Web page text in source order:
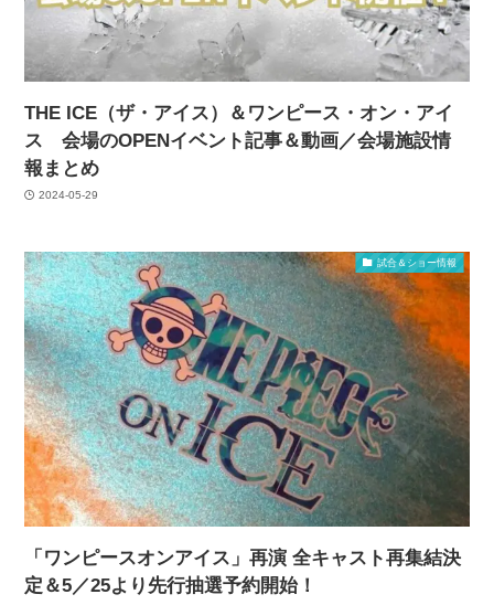
THE ICE（ザ・アイス）＆ワンピース・オン・アイ
ス 会場のOPENイベント記事＆動画／会場施設情
報まとめ
2024-05-29
試合＆ショー情報
「ワンピースオンアイス」再演 全キャスト再集結決
定＆5／25より先行抽選予約開始！